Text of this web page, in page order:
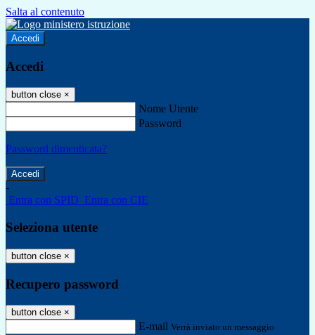
Salta al contenuto
Accedi
Accedi
button close ×
Nome Utente
Password
Password dimenticata?
-
Entra con SPID Entra con CIE
Seleziona utente
button close ×
Recupero password
button close ×
E-mail Verrà inviato un messaggio